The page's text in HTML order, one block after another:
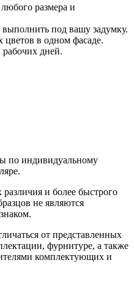
размера и
под вашу задумку.
цветов в одном фасаде.
рабочих дней.
по индивидуальному
и более быстрого
не являются
от представленных
фурнитуре, а также
комплектующих и